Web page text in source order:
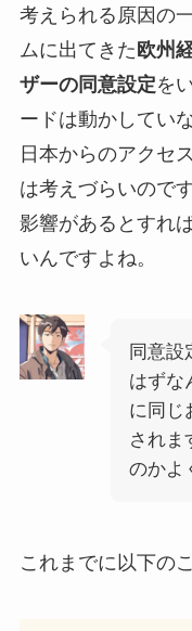
考えられる原因の
ムに出てきた 欧州
ザーの同意設定を
ードは動かしてい
日本からのアクセ
は考えづらいので
影響があるとすれ
いんですよね。
同意設
はずな
に同じ
されま
のかよ
これまでに以下の